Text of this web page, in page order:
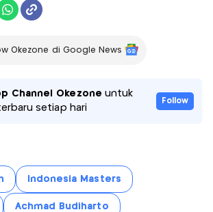
Okezone di Google News
Channel Okezone untuk
setiap hari
Follow
Indonesia Masters
Achmad Budiharto